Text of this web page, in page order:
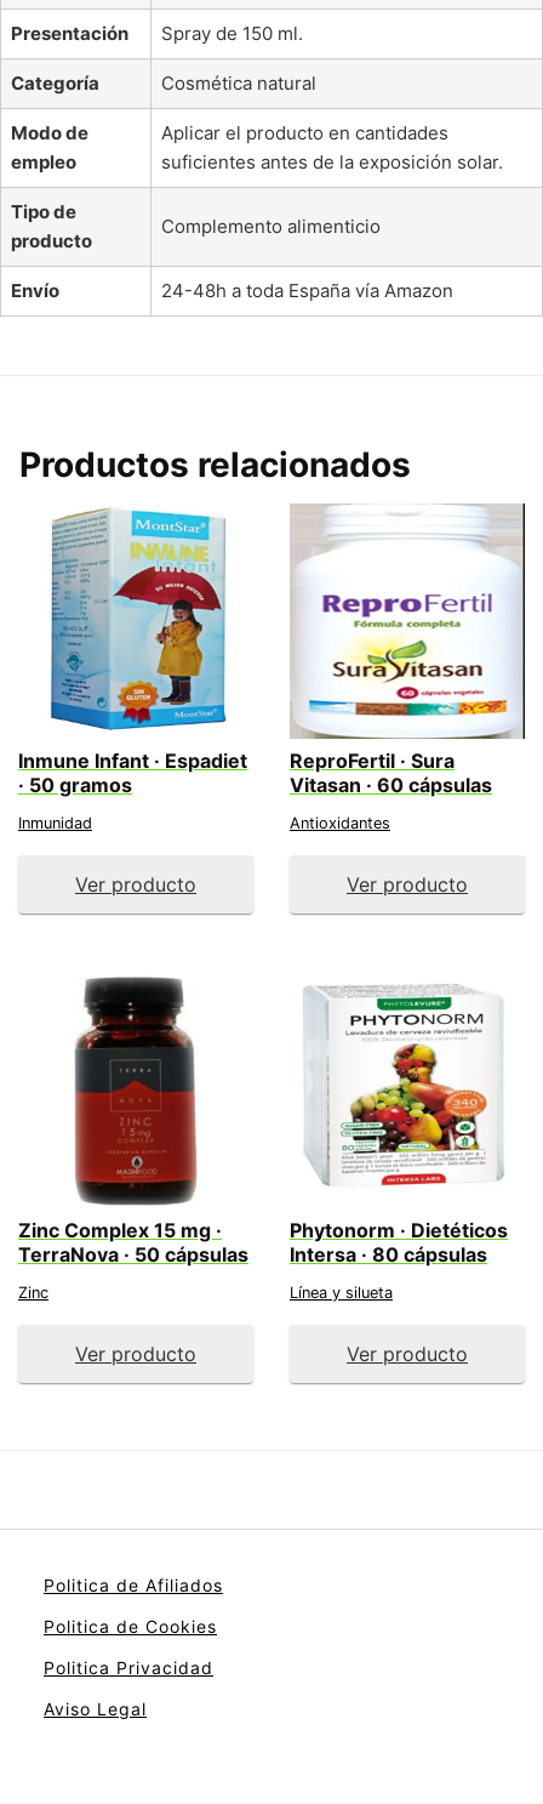
Presentación Spray de 150 ml.
Categoría Cosmética natural
Modo de
empleo
Aplicar el producto en cantidades
suficientes antes de la exposición solar.
Tipo de
producto
Complemento alimenticio
Envío 24-48h a toda España vía Amazon
Productos relacionados
Inmune Infant · Espadiet
· 50 gramos
Inmunidad
Ver producto
ReproFertil · Sura
Vitasan · 60 cápsulas
Antioxidantes
Ver producto
Zinc Complex 15 mg ·
TerraNova · 50 cápsulas
Zinc
Ver producto
Phytonorm · Dietéticos
Intersa · 80 cápsulas
Línea y silueta
Ver producto
Politica de Afiliados
Politica de Cookies
Politica Privacidad
Aviso Legal